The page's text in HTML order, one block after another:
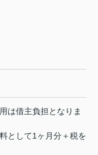
は借主負担となりま
として1ヶ月分＋税を